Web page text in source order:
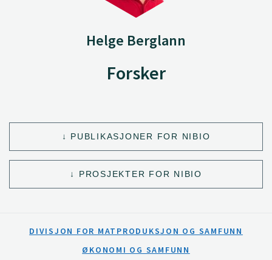
Helge Berglann
Forsker
PUBLIKASJONER FOR NIBIO
PROSJEKTER FOR NIBIO
DIVISJON FOR MATPRODUKSJON OG SAMFUNN
ØKONOMI OG SAMFUNN